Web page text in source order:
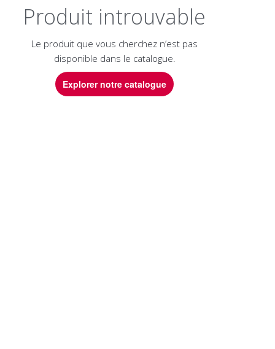
Produit introuvable
Le produit que vous cherchez n’est pas
disponible dans le catalogue.
Explorer notre catalogue